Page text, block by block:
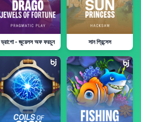
ড্রাগো - জুয়েলস অফ ফরচুন সান প্রিন্সেস